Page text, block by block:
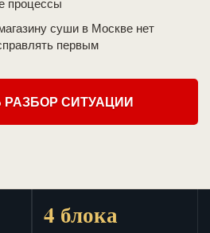
процессы
суши в Москве нет
первым
РАЗБОР СИТУАЦИИ
4 блока